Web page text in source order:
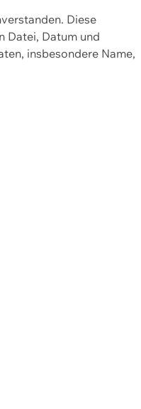
Diese
Datei, Datum und
insbesondere Name,